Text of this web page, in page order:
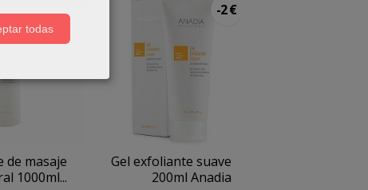
-4 €
de masaje
1000ml...
-2 €
Gel exfoliante suave
200ml Anadia
todas